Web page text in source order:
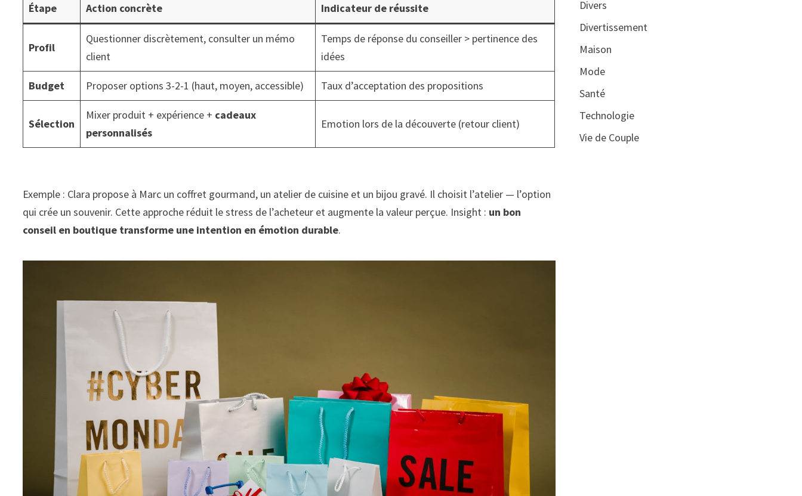
Étape Action concrète Indicateur de réussite
Profil
Questionner discrètement, consulter un mémo
client
Temps de réponse du conseiller > pertinence des
idées
Budget Proposer options 3-2-1 (haut, moyen, accessible) Taux d’acceptation des propositions
Sélection
Mixer produit + expérience + cadeaux
personnalisés
Emotion lors de la découverte (retour client)
Exemple : Clara propose à Marc un coffret gourmand, un atelier de cuisine et un bijou gravé. Il choisit l’atelier — l’option
qui crée un souvenir. Cette approche réduit le stress de l’acheteur et augmente la valeur perçue. Insight : un bon
conseil en boutique transforme une intention en émotion durable.
Divers
Divertissement
Maison
Mode
Santé
Technologie
Vie de Couple